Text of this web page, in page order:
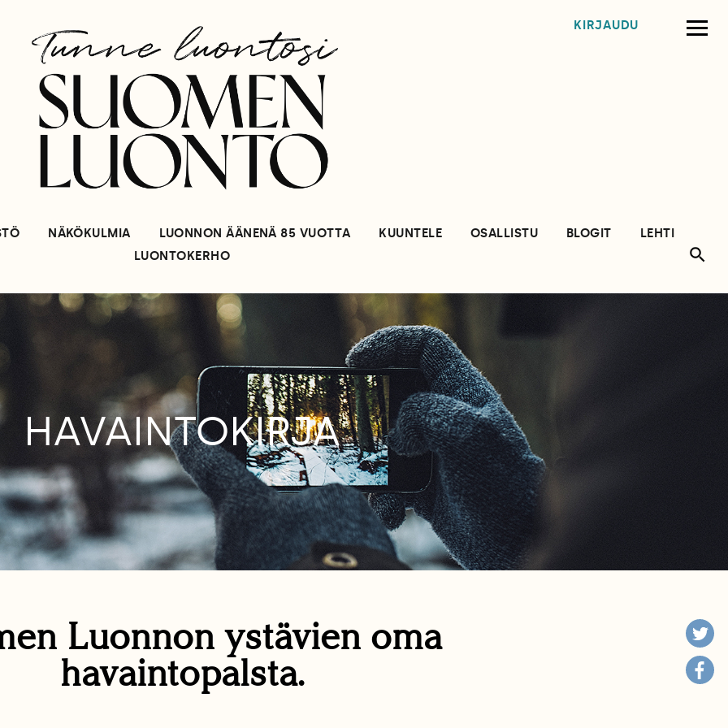
KIRJAUDU
NÄKÖKULMIA LUONNON ÄÄNENÄ 85 VUOTTA KUUNTELE OSALLISTU BLOGIT
LEHTI
LUONTOKERHO
HAVAINTOKIRJA
Luonnon ystävien oma
havaintopalsta.